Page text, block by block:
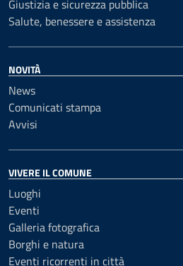
Giustizia e sicurezza pubblica
Salute, benessere e assistenza
NOVITÀ
News
Comunicati stampa
Avvisi
VIVERE IL COMUNE
Luoghi
Eventi
Galleria fotografica
Borghi e natura
Eventi ricorrenti in città